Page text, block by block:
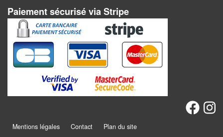
Accessoires
Backgammon
Jeux
traditionnels
de
Paiement sécurisé via Stripe
Mentions légales Contact Plan du site